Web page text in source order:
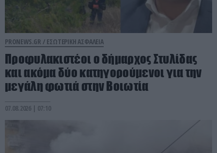
PRONEWS.GR / ΕΣΩΤΕΡΙΚΗ ΑΣΦΑΛΕΙΑ
Προφυλακιστέοι ο δήμαρχος Στυλίδας
και ακόμα δύο κατηγορούμενοι για την
μεγάλη φωτιά στην Βοιωτία
07.08.2026 | 07:10